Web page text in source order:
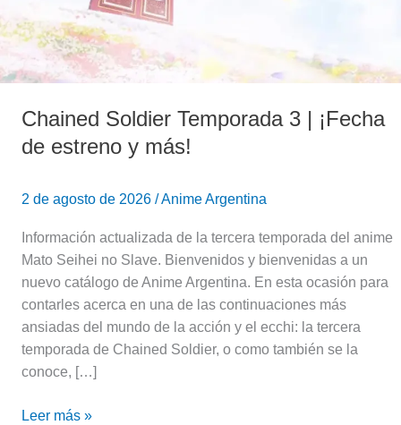
Chained Soldier Temporada 3 | ¡Fecha
de estreno y más!
2 de agosto de 2026 /Anime Argentina
Información actualizada de la tercera temporada del anime
Mato Seihei no Slave. Bienvenidos y bienvenidas a un
nuevo catálogo de Anime Argentina. En esta ocasión para
contarles acerca en una de las continuaciones más
ansiadas del mundo de la acción y el ecchi: la tercera
temporada de Chained Soldier, o como también se la
conoce, […]
estreno
más!
Leer más »